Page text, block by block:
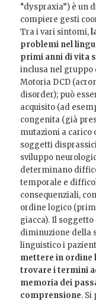
“dyspraxia”) è un
compiere gesti
Tra i vari sintomi,
problemi nel
primi anni di vita
inclusa nel gruppo
Motoria DCD
disorder); può
acquisito (ad
congenita (già
mutazioni a carico
soggetti
sviluppo
determinano
temporale e
consequenziali,
ordine logico
giacca). Il
diminuzione della
linguistico i
mettere in ordine
trovare i termini
memoria dei
comprensione.